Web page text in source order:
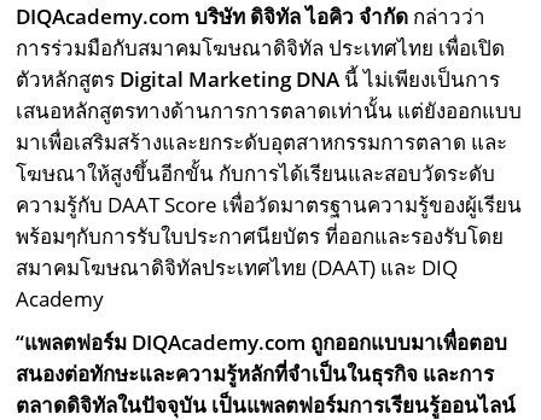
DIQAcademy.comบริษัท ดิจิทัล ไอคิว จำกัด กล่าวว่า
การร่วมมือกับสมาคมโฆษณาดิจิทัล ประเทศไทย เพื่อเปิด
ตัวหลักสูตร Digital Marketing DNA นี้ ไม่เพียงเป็นการ
เสนอหลักสูตรทางด้านการการตลาดเท่านั้น แต่ยังออกแบบ
มาเพื่อเสริมสร้างและยกระดับอุตสาหกรรมการตลาด และ
โฆษณาให้สูงขึ้นอีกขั้น กับการได้เรียนและสอบวัดระดับ
ความรู้กับ DAAT Score เพื่อวัดมาตรฐานความรู้ของผู้เรียน
พร้อมๆกับการรับใบประกาศนียบัตร ที่ออกและรองรับโดย
สมาคมโฆษณาดิจิทัลประเทศไทย (DAAT) และ DIQ
Academy
“แพลตฟอร์ม DIQAcademy.com ถูกออกแบบมาเพื่อตอบ
สนองต่อทักษะและความรู้หลักที่จำเป็นในธุรกิจ และการ
ตลาดดิจิทัลในปัจจุบัน เป็นแพลตฟอร์มการเรียนรู้ออนไลน์